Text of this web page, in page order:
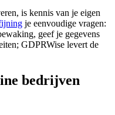
is kennis van je eigen
je eenvoudige vragen:
geef je gegevens
GDPRWise levert de
bedrijven